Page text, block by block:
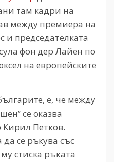
там кадри на
между премиера на
и председателката
фон дер Лайен по
на европейските
е, че между
се оказва
Петков.
се ръкува със
стиска ръката